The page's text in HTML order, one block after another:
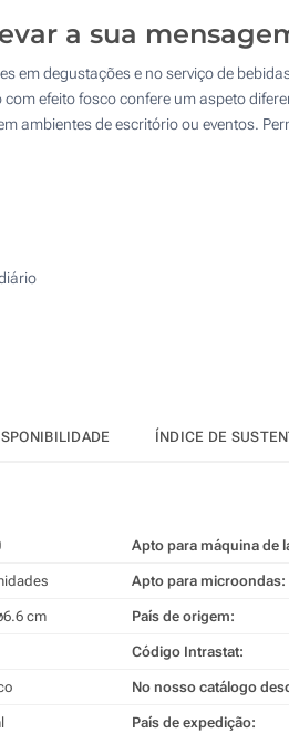
Sem impressão
Outra :
a sua
degustações e no serviço de
efeito fosco confere um aspeto
ambientes de escritório ou eventos.
ÍNDICE DE
cm
Apto para máquina de
Apto para microondas:
País de origem:
Código Intrastat:
No nosso catálogo
País de expedição: